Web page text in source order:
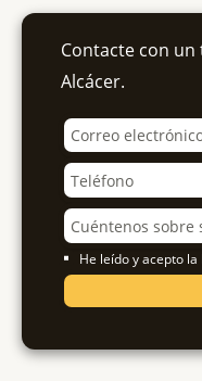
Contacte con
Alcácer.
He leído y acepto